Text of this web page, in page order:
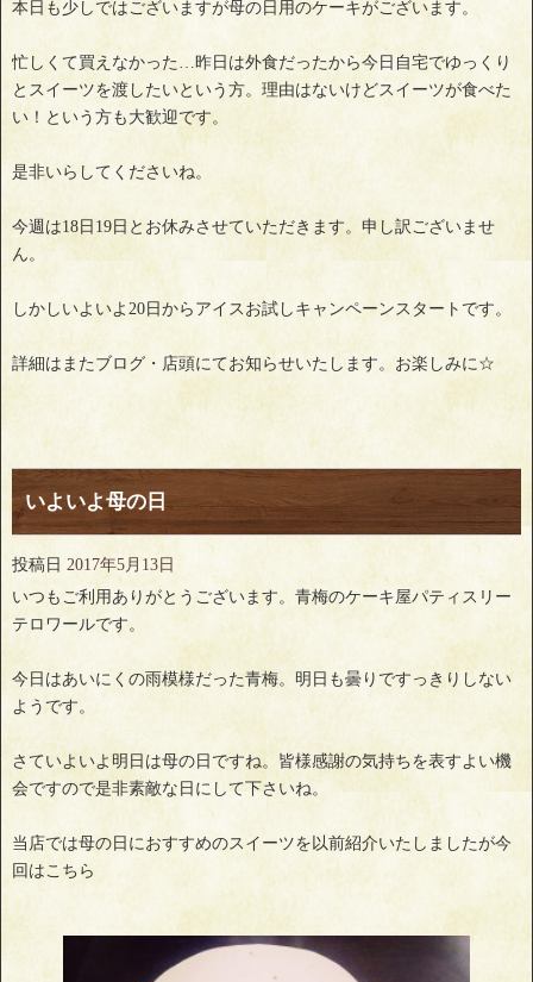
本日も少しではございますが母の日用のケーキがございます。
忙しくて買えなかった…昨日は外食だったから今日自宅でゆっくり
とスイーツを渡したいという方。理由はないけどスイーツが食べた
い！という方も大歓迎です。
是非いらしてくださいね。
今週は18日19日とお休みさせていただきます。申し訳ございませ
ん。
しかしいよいよ20日からアイスお試しキャンペーンスタートです。
詳細はまたブログ・店頭にてお知らせいたします。お楽しみに☆
いよいよ母の日
投稿日 2017年5月13日
いつもご利用ありがとうございます。青梅のケーキ屋パティスリー
テロワールです。
今日はあいにくの雨模様だった青梅。明日も曇りですっきりしない
ようです。
さていよいよ明日は母の日ですね。皆様感謝の気持ちを表すよい機
会ですので是非素敵な日にして下さいね。
当店では母の日におすすめのスイーツを以前紹介いたしましたが今
回はこちら